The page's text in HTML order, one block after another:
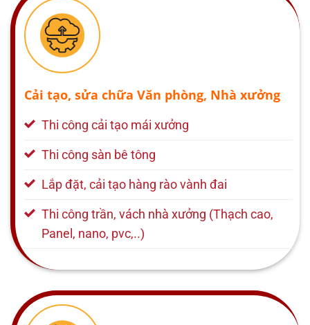
Cải tạo, sửa chữa Văn phòng, Nhà xưởng
Thi công cải tạo mái xưởng
Thi công sàn bê tông
Lắp đặt, cải tạo hàng rào vành đai
Thi công trần, vách nhà xưởng (Thạch cao,
Panel, nano, pvc,..)